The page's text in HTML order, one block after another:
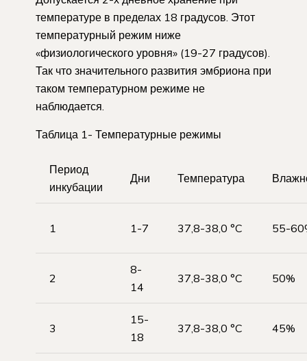
температуре в пределах 18 градусов. Этот
температурный режим ниже
«физиологического уровня» (19-27 градусов).
Так что значительного развития эмбриона при
таком температурном режиме не
наблюдается.
Таблица 1- Температурные режимы
Период
инкубации
Дни Температура
1 1-7 37,8-38,0 °C 55-
2
8-
14
37,8-38,0 °C 50%
3
15-
18
37,8-38,0 °C 45%